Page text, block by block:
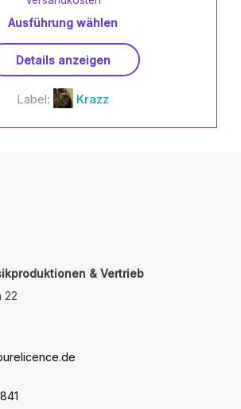
Ausführung wählen
Produkt
weist
mehrere
werden
Details anzeigen
Label: Krazz
& Vertrieb
22